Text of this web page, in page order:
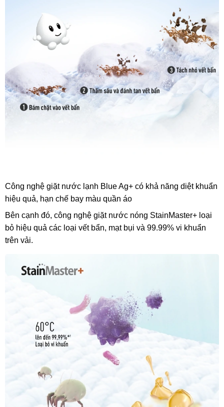
Công nghệ giặt nước lạnh Blue Ag+ có khả năng diệt khuẩn
hiệu quả, hạn chế bay màu quần áo
Bên cạnh đó, công nghệ giặt nước nóng StainMaster+ loại
bỏ hiệu quả các loại vết bẩn, mạt bụi và 99.99% vi khuẩn
trên vải.